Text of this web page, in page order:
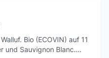
Bio (ECOVIN) auf 11
und Sauvignon Blanc.